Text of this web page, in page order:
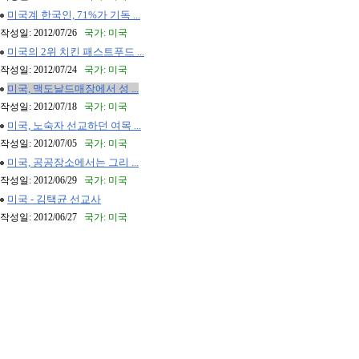
미국계 한국인, 71%가 기독 ...
작성일: 2012/07/26 국가: 미국
미국의 2위 치킨 패스트푸드 ...
작성일: 2012/07/24 국가: 미국
미국, 맥도날드매장에서 성 ...
작성일: 2012/07/18 국가: 미국
미국, 노숙자 선교하던 여목 ...
작성일: 2012/07/05 국가: 미국
미국, 공공장소에서는 그리 ...
작성일: 2012/06/29 국가: 미국
미국 - 김택균 선교사
작성일: 2012/06/27 국가: 미국